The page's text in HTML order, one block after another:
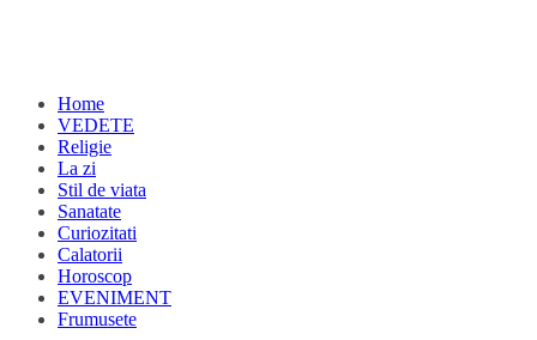
Home
VEDETE
Religie
La zi
Stil de viata
Sanatate
Curiozitati
Calatorii
Horoscop
EVENIMENT
Frumusete